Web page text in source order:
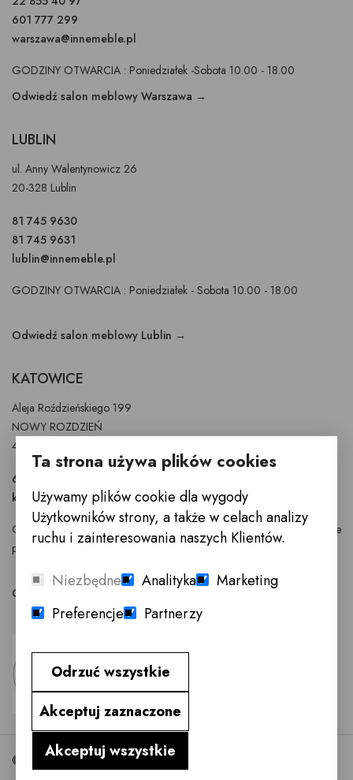
601 777 299
warszawa@innemeble.pl
GODZINY OTWARCIA : Poniedziałek -Sobota 10.00 - 18.00
Odwiedź salon meblowy Warszawa →
LUBLIN
ul. Anny Walentynowicz 26
20-328 Lublin
81 745 9630
81 745 9631
lublin@innemeble.pl
GODZINY OTWARCIA : Poniedziałek - Sobota 10.00 - 18.00
Odwiedź salon meblowy Lublin →
KATOWICE
Aleja Roździeńskiego 199
NOWY ROZDZIEŃ
40-315 Katowice
697 900 251
katowice@innemeble.pl
GODZINY OTWARCIA : Poniedziałek -Sobota 10.00 - 19.00 Niedziele
pracujące 10.00 - 17.00
Odwiedź salon meblowy Katowice →
©2026 InneMeble.pl
Ta strona używa plików cookies
Używamy plików cookie dla wygody
Użytkowników strony, a także w celach analizy
ruchu i zainteresowania naszych Klientów.
Niezbędne Analityka
Marketing
Preferencje
Partnerzy
Odrzuć wszystkie
Akceptuj zaznaczone
Akceptuj wszystkie